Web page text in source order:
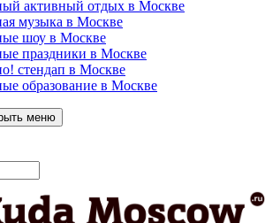
активный отдых в Москве
музыка в Москве
шоу в Москве
праздники в Москве
стендап в Москве
образование в Москве
меню